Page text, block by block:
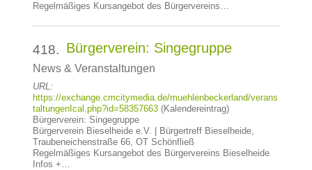
Regelmäßiges Kursangebot des Bürgervereins…
418. Bürgerverein: Singegruppe
News & Veranstaltungen
URL:
https://exchange.cmcitymedia.de/muehlenbeckerland/verans
taltungenIcal.php?id=58357663(Kalendereintrag)
Bürgerverein: Singegruppe
Bürgerverein Bieselheide e.V. | Bürgertreff Bieselheide,
Traubeneichenstraße 66, OT Schönfließ
Regelmäßiges Kursangebot des Bürgervereins Bieselheide
Infos +…